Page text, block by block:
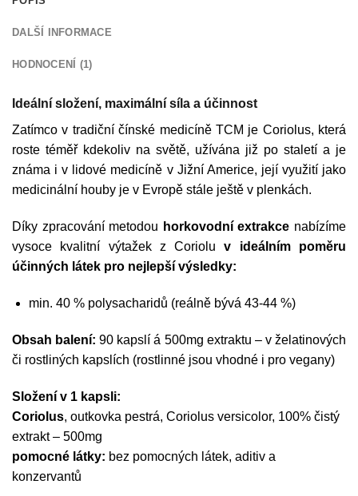
DALŠÍ INFORMACE
HODNOCENÍ (1)
Ideální složení, maximální síla a účinnost
Zatímco v tradiční čínské medicíně TCM je Coriolus, která
roste téměř kdekoliv na světě, užívána již po staletí a je
známa i v lidové medicíně v Jižní Americe, její využití jako
medicinální houby je v Evropě stále ještě v plenkách.
Díky zpracování metodou horkovodní extrakce nabízíme
vysoce kvalitní výtažek z Corioluv ideálním poměru
účinných látek pro nejlepší výsledky:
min. 40 % polysacharidů (reálně bývá 43-44 %)
Obsah balení: 90 kapslí á 500mg extraktu – v želatinových
či rostliných kapslích (rostlinné jsou vhodné i pro vegany)
Složení v 1 kapsli:
Coriolus, outkovka pestrá, Coriolus versicolor, 100% čistý
extrakt – 500mg
pomocné látky: bez pomocných látek, aditiv a
konzervantů